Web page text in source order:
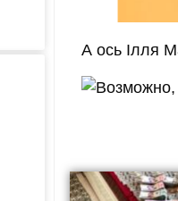
А ось Ілля